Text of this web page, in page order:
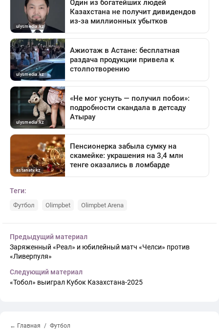
Теги:
Футбол Olimpbet Olimpbet Arena
Предыдущий материал
Заряженный «Реал» и юбилейный матч «Челси» против
«Ливерпуля»
Следующий материал
«Тобол» выиграл Кубок Казахстана-2025
← Главная Футбол